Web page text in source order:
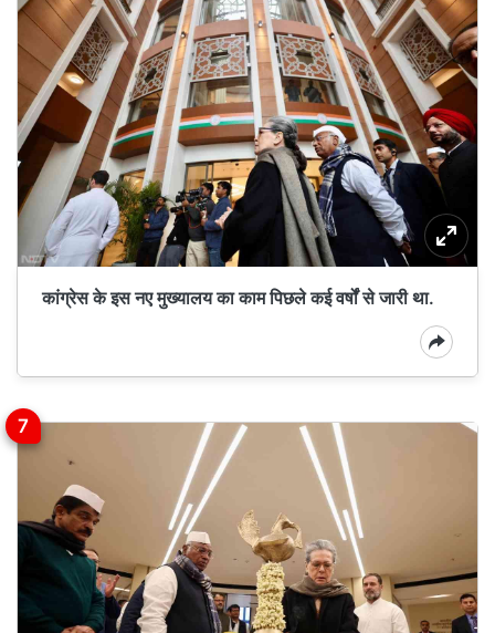
कांग्रेस के इस नए मुख्यालय का काम पिछले कई वर्षों से जारी था.